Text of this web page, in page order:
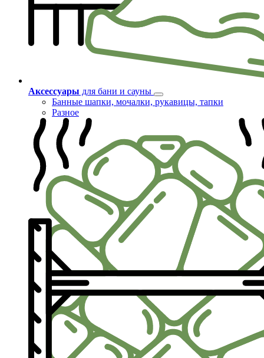
Аксессуары для бани и сауны
Банные шапки, мочалки, рукавицы, тапки
Разное